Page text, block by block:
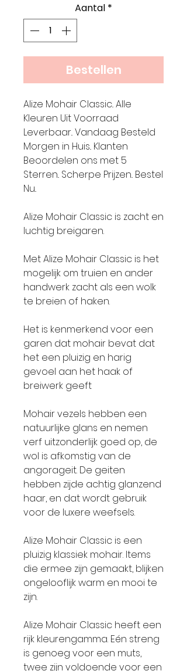
Aantal *
Bestellen
Alize Mohair Classic.. Alle
Kleuren Uit Voorraad
Leverbaar.. Vandaag Besteld
Morgen in Huis.. Klanten
Beoordelen ons met 5
Sterren.. Scherpe Prijzen.. Bestel
Nu..
Alize Mohair Classic is zacht en
luchtig breigaren.
Met Alize Mohair Classic is het
mogelijk om truien en ander
handwerk zacht als een wolk
te breien of haken.
Het is kenmerkend voor een
garen dat mohair bevat dat
het een pluizig en harig
gevoel aan het haak of
breiwerk geeft
Mohair vezels hebben een
natuurlijke glans en nemen
verf uitzonderlijk goed op, de
wol is afkomstig van de
angorageit. De geiten
hebben zijde achtig glanzend
haar, en dat wordt gebruik
voor de luxere weefsels.
Alize Mohair Classic is een
pluizig klassiek mohair. Items
die ermee zijn gemaakt, blijken
ongelooflijk warm en mooi te
zijn.
Alize Mohair Classic heeft een
rijk kleurengamma. Eén streng
is genoeg voor een muts,
twee zijn voldoende voor een